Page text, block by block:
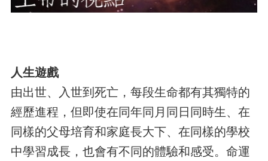
人生遊戲
由出世、入世到死亡，每段生命都有其獨特的
經歷進程，但即使在同年同月同日同時生、在
同樣的父母培育和家庭長大下、在同樣的學校
中學習成長，也會有不同的體驗和感受。命運